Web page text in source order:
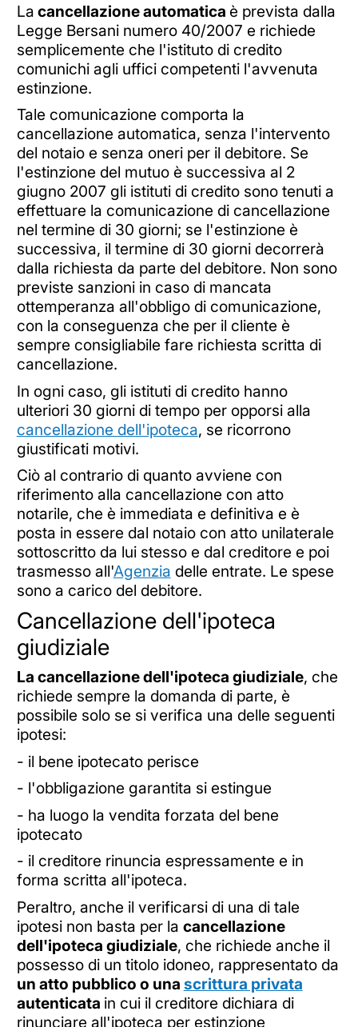
La cancellazione automatica è prevista dalla
Legge Bersani numero 40/2007 e richiede
semplicemente che l'istituto di credito
comunichi agli uffici competenti l'avvenuta
estinzione.
Tale comunicazione comporta la
cancellazione automatica, senza l'intervento
del notaio e senza oneri per il debitore. Se
l'estinzione del mutuo è successiva al 2
giugno 2007 gli istituti di credito sono tenuti a
effettuare la comunicazione di cancellazione
nel termine di 30 giorni; se l'estinzione è
successiva, il termine di 30 giorni decorrerà
dalla richiesta da parte del debitore. Non sono
previste sanzioni in caso di mancata
ottemperanza all'obbligo di comunicazione,
con la conseguenza che per il cliente è
sempre consigliabile fare richiesta scritta di
cancellazione.
In ogni caso, gli istituti di credito hanno
ulteriori 30 giorni di tempo per opporsi alla
cancellazione dell'ipoteca, se ricorrono
giustificati motivi.
Ciò al contrario di quanto avviene con
riferimento alla cancellazione con atto
notarile, che è immediata e definitiva e è
posta in essere dal notaio con atto unilaterale
sottoscritto da lui stesso e dal creditore e poi
trasmesso all'Agenzia delle entrate. Le spese
sono a carico del debitore.
Cancellazione dell'ipoteca
giudiziale
La cancellazione dell'ipoteca giudiziale, che
richiede sempre la domanda di parte, è
possibile solo se si verifica una delle seguenti
ipotesi:
- il bene ipotecato perisce
- l'obbligazione garantita si estingue
- ha luogo la vendita forzata del bene
ipotecato
- il creditore rinuncia espressamente e in
forma scritta all'ipoteca.
Peraltro, anche il verificarsi di una di tale
ipotesi non basta per la cancellazione
dell'ipoteca giudiziale, che richiede anche il
possesso di un titolo idoneo, rappresentato da
un atto pubblico o una scrittura privata
autenticata in cui il creditore dichiara di
rinunciare all'ipoteca per estinzione